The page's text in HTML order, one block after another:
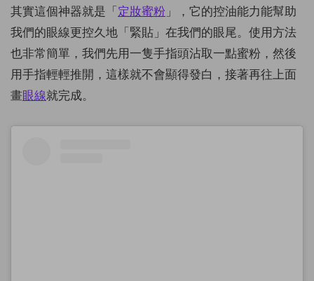
其實這個神器就是「定妝蜜粉 」，它的控油能力能幫助
我們的眼線更控久地「緊貼」在我們的眼尾。使用方法
也非常簡單，我們先用一隻手指頭沾取一點蜜粉，然後
用手指輕輕推開，這樣就不會顯得發白，接著再往上面
畫眼線就完成。